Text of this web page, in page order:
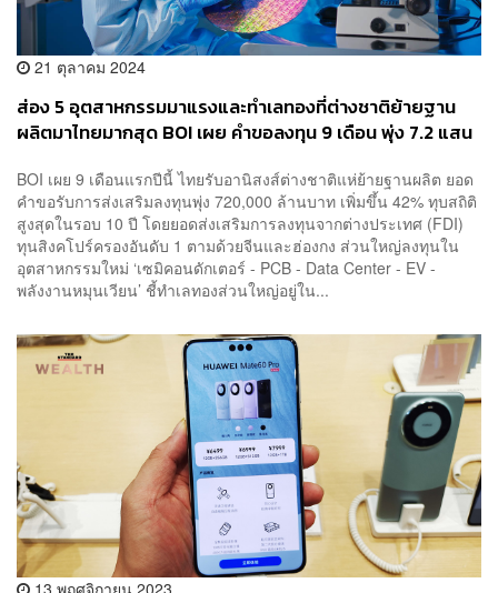
21 ตุลาคม 2024
ส่อง 5 อุตสาหกรรมมาแรงและทำเลทองที่ต่างชาติย้ายฐาน
ผลิตมาไทยมากสุด BOI เผย คำขอลงทุน 9 เดือน พุ่ง 7.2 แสน
BOI เผย 9 เดือนแรกปีนี้ ไทยรับอานิสงส์ต่างชาติแห่ย้ายฐานผลิต ยอด
คำขอรับการส่งเสริมลงทุนพุ่ง 720,000 ล้านบาท เพิ่มขึ้น 42% ทุบสถิติ
สูงสุดในรอบ 10 ปี โดยยอดส่งเสริมการลงทุนจากต่างประเทศ (FDI)
ทุนสิงคโปร์ครองอันดับ 1 ตามด้วยจีนและฮ่องกง ส่วนใหญ่ลงทุนใน
อุตสาหกรรมใหม่ ‘เซมิคอนดักเตอร์ - PCB - Data Center - EV -
พลังงานหมุนเวียน’ ชี้ทำเลทองส่วนใหญ่อยู่ใน...
13 พฤศจิกายน 2023